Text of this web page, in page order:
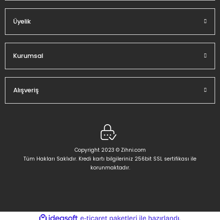
Üyelik
Kurumsal
Alışveriş
Copyright 2023 © Zihni.com
Tüm Hakları Saklıdır. Kredi kartı bilgileriniz 256bit SSL sertifikası ile
korunmaktadır.
ideasoft e-